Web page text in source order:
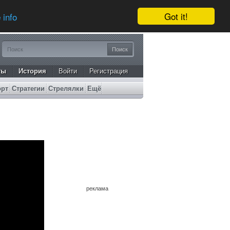
Got it!
info
История Войти Регистрация
Стратегии Стрелялки Ещё
реклама